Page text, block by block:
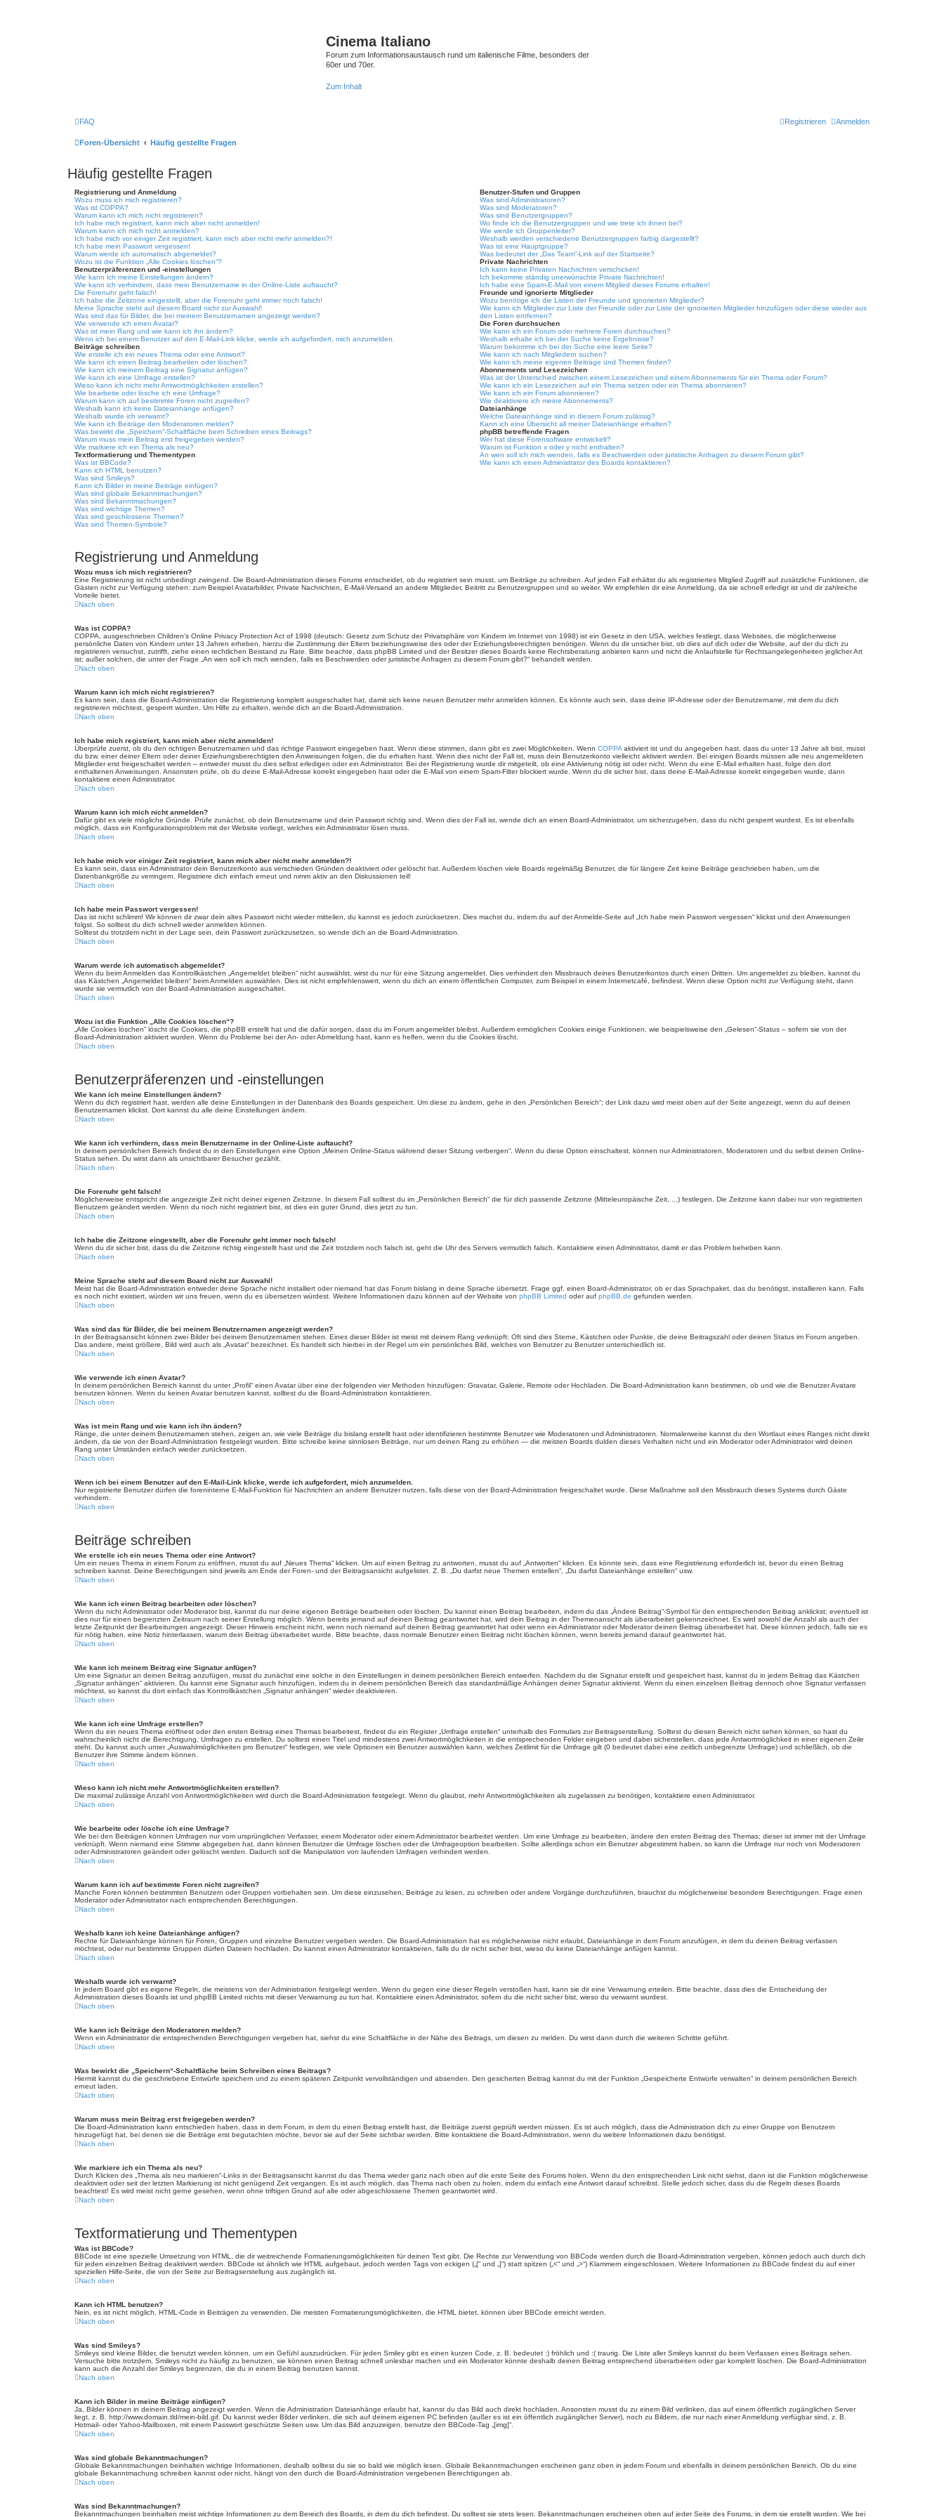
Cinema Italiano
Forum zum Informationsaustausch rund um italienische Filme, besonders der
60er und 70er.
Zum Inhalt
FAQ Anmelden
Registrieren
Foren-Übersicht Häufig gestellte Fragen
Häufig gestellte Fragen
Registrierung und Anmeldung
Wozu muss ich mich registrieren?
Was ist COPPA?
Warum kann ich mich nicht registrieren?
Ich habe mich registriert, kann mich aber nicht anmelden!
Warum kann ich mich nicht anmelden?
Ich habe mich vor einiger Zeit registriert, kann mich aber nicht mehr anmelden?!
Ich habe mein Passwort vergessen!
Warum werde ich automatisch abgemeldet?
Wozu ist die Funktion „Alle Cookies löschen“?
Benutzerpräferenzen und -einstellungen
Wie kann ich meine Einstellungen ändern?
Wie kann ich verhindern, dass mein Benutzername in der Online-Liste auftaucht?
Die Forenuhr geht falsch!
Ich habe die Zeitzone eingestellt, aber die Forenuhr geht immer noch falsch!
Meine Sprache steht auf diesem Board nicht zur Auswahl!
Was sind das für Bilder, die bei meinem Benutzernamen angezeigt werden?
Wie verwende ich einen Avatar?
Was ist mein Rang und wie kann ich ihn ändern?
Wenn ich bei einem Benutzer auf den E-Mail-Link klicke, werde ich aufgefordert, mich anzumelden.
Beiträge schreiben
Wie erstelle ich ein neues Thema oder eine Antwort?
Wie kann ich einen Beitrag bearbeiten oder löschen?
Wie kann ich meinem Beitrag eine Signatur anfügen?
Wie kann ich eine Umfrage erstellen?
Wieso kann ich nicht mehr Antwortmöglichkeiten erstellen?
Wie bearbeite oder lösche ich eine Umfrage?
Warum kann ich auf bestimmte Foren nicht zugreifen?
Weshalb kann ich keine Dateianhänge anfügen?
Weshalb wurde ich verwarnt?
Wie kann ich Beiträge den Moderatoren melden?
Was bewirkt die „Speichern“-Schaltfläche beim Schreiben eines Beitrags?
Warum muss mein Beitrag erst freigegeben werden?
Wie markiere ich ein Thema als neu?
Textformatierung und Thementypen
Was ist BBCode?
Kann ich HTML benutzen?
Was sind Smileys?
Kann ich Bilder in meine Beiträge einfügen?
Was sind globale Bekanntmachungen?
Was sind Bekanntmachungen?
Was sind wichtige Themen?
Was sind geschlossene Themen?
Was sind Themen-Symbole?
Benutzer-Stufen und Gruppen
Was sind Administratoren?
Was sind Moderatoren?
Was sind Benutzergruppen?
Wo finde ich die Benutzergruppen und wie trete ich ihnen bei?
Wie werde ich Gruppenleiter?
Weshalb werden verschiedene Benutzergruppen farbig dargestellt?
Was ist eine Hauptgruppe?
Was bedeutet der „Das Team“-Link auf der Startseite?
Private Nachrichten
Ich kann keine Privaten Nachrichten verschicken!
Ich bekomme ständig unerwünschte Private Nachrichten!
Ich habe eine Spam-E-Mail von einem Mitglied dieses Forums erhalten!
Freunde und ignorierte Mitglieder
Wozu benötige ich die Listen der Freunde und ignorierten Mitglieder?
Wie kann ich Mitglieder zur Liste der Freunde oder zur Liste der ignorierten Mitglieder hinzufügen oder diese wieder aus
den Listen entfernen?
Die Foren durchsuchen
Wie kann ich ein Forum oder mehrere Foren durchsuchen?
Weshalb erhalte ich bei der Suche keine Ergebnisse?
Warum bekomme ich bei der Suche eine leere Seite?
Wie kann ich nach Mitgliedern suchen?
Wie kann ich meine eigenen Beiträge und Themen finden?
Abonnements und Lesezeichen
Was ist der Unterschied zwischen einem Lesezeichen und einem Abonnements für ein Thema oder Forum?
Wie kann ich ein Lesezeichen auf ein Thema setzen oder ein Thema abonnieren?
Wie kann ich ein Forum abonnieren?
Wie deaktiviere ich meine Abonnements?
Dateianhänge
Welche Dateianhänge sind in diesem Forum zulässig?
Kann ich eine Übersicht all meiner Dateianhänge erhalten?
phpBB betreffende Fragen
Wer hat diese Forensoftware entwickelt?
Warum ist Funktion x oder y nicht enthalten?
An wen soll ich mich wenden, falls es Beschwerden oder juristische Anfragen zu diesem Forum gibt?
Wie kann ich einen Administrator des Boards kontaktieren?
Registrierung und Anmeldung
Wozu muss ich mich registrieren?
Eine Registrierung ist nicht unbedingt zwingend. Die Board-Administration dieses Forums entscheidet, ob du registriert sein musst, um Beiträge zu schreiben. Auf jeden Fall erhältst du als registriertes Mitglied Zugriff auf zusätzliche Funktionen, die
Gästen nicht zur Verfügung stehen: zum Beispiel Avatarbilder, Private Nachrichten, E-Mail-Versand an andere Mitglieder, Beitritt zu Benutzergruppen und so weiter. Wir empfehlen dir eine Anmeldung, da sie schnell erledigt ist und dir zahlreiche
Vorteile bietet.
Nach oben
Was ist COPPA?
COPPA, ausgeschrieben Children’s Online Privacy Protection Act of 1998 (deutsch: Gesetz zum Schutz der Privatsphäre von Kindern im Internet von 1998) ist ein Gesetz in den USA, welches festlegt, dass Websites, die möglicherweise
persönliche Daten von Kindern unter 13 Jahren erheben, hierzu die Zustimmung der Eltern beziehungsweise des oder der Erziehungsberechtigten benötigen. Wenn du dir unsicher bist, ob dies auf dich oder die Website, auf der du dich zu
registrieren versuchst, zutrifft, ziehe einen rechtlichen Beistand zu Rate. Bitte beachte, dass phpBB Limited und der Besitzer dieses Boards keine Rechtsberatung anbieten kann und nicht die Anlaufstelle für Rechtsangelegenheiten jeglicher Art
ist; außer solchen, die unter der Frage „An wen soll ich mich wenden, falls es Beschwerden oder juristische Anfragen zu diesem Forum gibt?“ behandelt werden.
Nach oben
Warum kann ich mich nicht registrieren?
Es kann sein, dass die Board-Administration die Registrierung komplett ausgeschaltet hat, damit sich keine neuen Benutzer mehr anmelden können. Es könnte auch sein, dass deine IP-Adresse oder der Benutzername, mit dem du dich
registrieren möchtest, gesperrt wurden. Um Hilfe zu erhalten, wende dich an die Board-Administration.
Nach oben
Ich habe mich registriert, kann mich aber nicht anmelden!
Überprüfe zuerst, ob du den richtigen Benutzernamen und das richtige Passwort eingegeben hast. Wenn diese stimmen, dann gibt es zwei Möglichkeiten. Wenn COPPA aktiviert ist und du angegeben hast, dass du unter 13 Jahre alt bist, musst
du bzw. einer deiner Eltern oder deiner Erziehungsberechtigten den Anweisungen folgen, die du erhalten hast. Wenn dies nicht der Fall ist, muss dein Benutzerkonto vielleicht aktiviert werden. Bei einigen Boards müssen alle neu angemeldeten
Mitglieder erst freigeschaltet werden – entweder musst du dies selbst erledigen oder ein Administrator. Bei der Registrierung wurde dir mitgeteilt, ob eine Aktivierung nötig ist oder nicht. Wenn du eine E-Mail erhalten hast, folge den dort
enthaltenen Anweisungen. Ansonsten prüfe, ob du deine E-Mail-Adresse korrekt eingegeben hast oder die E-Mail von einem Spam-Filter blockiert wurde. Wenn du dir sicher bist, dass deine E-Mail-Adresse korrekt eingegeben wurde, dann
kontaktiere einen Administrator.
Nach oben
Warum kann ich mich nicht anmelden?
Dafür gibt es viele mögliche Gründe. Prüfe zunächst, ob dein Benutzername und dein Passwort richtig sind. Wenn dies der Fall ist, wende dich an einen Board-Administrator, um sicherzugehen, dass du nicht gesperrt wurdest. Es ist ebenfalls
möglich, dass ein Konfigurationsproblem mit der Website vorliegt, welches ein Administrator lösen muss.
Nach oben
Ich habe mich vor einiger Zeit registriert, kann mich aber nicht mehr anmelden?!
Es kann sein, dass ein Administrator dein Benutzerkonto aus verschieden Gründen deaktiviert oder gelöscht hat. Außerdem löschen viele Boards regelmäßig Benutzer, die für längere Zeit keine Beiträge geschrieben haben, um die
Datenbankgröße zu verringern. Registriere dich einfach erneut und nimm aktiv an den Diskussionen teil!
Nach oben
Ich habe mein Passwort vergessen!
Das ist nicht schlimm! Wir können dir zwar dein altes Passwort nicht wieder mitteilen, du kannst es jedoch zurücksetzen. Dies machst du, indem du auf der Anmelde-Seite auf „Ich habe mein Passwort vergessen“ klickst und den Anweisungen
folgst. So solltest du dich schnell wieder anmelden können.
Solltest du trotzdem nicht in der Lage sein, dein Passwort zurückzusetzen, so wende dich an die Board-Administration.
Nach oben
Warum werde ich automatisch abgemeldet?
Wenn du beim Anmelden das Kontrollkästchen „Angemeldet bleiben“ nicht auswählst, wirst du nur für eine Sitzung angemeldet. Dies verhindert den Missbrauch deines Benutzerkontos durch einen Dritten. Um angemeldet zu bleiben, kannst du
das Kästchen „Angemeldet bleiben“ beim Anmelden auswählen. Dies ist nicht empfehlenswert, wenn du dich an einem öffentlichen Computer, zum Beispiel in einem Internetcafé, befindest. Wenn diese Option nicht zur Verfügung steht, dann
wurde sie vermutlich von der Board-Administration ausgeschaltet.
Nach oben
Wozu ist die Funktion „Alle Cookies löschen“?
„Alle Cookies löschen“ löscht die Cookies, die phpBB erstellt hat und die dafür sorgen, dass du im Forum angemeldet bleibst. Außerdem ermöglichen Cookies einige Funktionen, wie beispielsweise den „Gelesen“-Status – sofern sie von der
Board-Administration aktiviert wurden. Wenn du Probleme bei der An- oder Abmeldung hast, kann es helfen, wenn du die Cookies löscht.
Nach oben
Benutzerpräferenzen und -einstellungen
Wie kann ich meine Einstellungen ändern?
Wenn du dich registriert hast, werden alle deine Einstellungen in der Datenbank des Boards gespeichert. Um diese zu ändern, gehe in den „Persönlichen Bereich“; der Link dazu wird meist oben auf der Seite angezeigt, wenn du auf deinen
Benutzernamen klickst. Dort kannst du alle deine Einstellungen ändern.
Nach oben
Wie kann ich verhindern, dass mein Benutzername in der Online-Liste auftaucht?
In deinem persönlichen Bereich findest du in den Einstellungen eine Option „Meinen Online-Status während dieser Sitzung verbergen“. Wenn du diese Option einschaltest, können nur Administratoren, Moderatoren und du selbst deinen Online-
Status sehen. Du wirst dann als unsichtbarer Besucher gezählt.
Nach oben
Die Forenuhr geht falsch!
Möglicherweise entspricht die angezeigte Zeit nicht deiner eigenen Zeitzone. In diesem Fall solltest du im „Persönlichen Bereich“ die für dich passende Zeitzone (Mitteleuropäische Zeit, ...) festlegen. Die Zeitzone kann dabei nur von registrierten
Benutzern geändert werden. Wenn du noch nicht registriert bist, ist dies ein guter Grund, dies jetzt zu tun.
Nach oben
Ich habe die Zeitzone eingestellt, aber die Forenuhr geht immer noch falsch!
Wenn du dir sicher bist, dass du die Zeitzone richtig eingestellt hast und die Zeit trotzdem noch falsch ist, geht die Uhr des Servers vermutlich falsch. Kontaktiere einen Administrator, damit er das Problem beheben kann.
Nach oben
Meine Sprache steht auf diesem Board nicht zur Auswahl!
Meist hat die Board-Administration entweder deine Sprache nicht installiert oder niemand hat das Forum bislang in deine Sprache übersetzt. Frage ggf. einen Board-Administrator, ob er das Sprachpaket, das du benötigst, installieren kann. Falls
es noch nicht existiert, würden wir uns freuen, wenn du es übersetzen würdest. Weitere Informationen dazu können auf der Website von phpBB Limited oder auf phpBB.de gefunden werden.
Nach oben
Was sind das für Bilder, die bei meinem Benutzernamen angezeigt werden?
In der Beitragsansicht können zwei Bilder bei deinem Benutzernamen stehen. Eines dieser Bilder ist meist mit deinem Rang verknüpft: Oft sind dies Sterne, Kästchen oder Punkte, die deine Beitragszahl oder deinen Status im Forum angeben.
Das andere, meist größere, Bild wird auch als „Avatar“ bezeichnet. Es handelt sich hierbei in der Regel um ein persönliches Bild, welches von Benutzer zu Benutzer unterschiedlich ist.
Nach oben
Wie verwende ich einen Avatar?
In deinem persönlichen Bereich kannst du unter „Profil“ einen Avatar über eine der folgenden vier Methoden hinzufügen: Gravatar, Galerie, Remote oder Hochladen. Die Board-Administration kann bestimmen, ob und wie die Benutzer Avatare
benutzen können. Wenn du keinen Avatar benutzen kannst, solltest du die Board-Administration kontaktieren.
Nach oben
Was ist mein Rang und wie kann ich ihn ändern?
Ränge, die unter deinem Benutzernamen stehen, zeigen an, wie viele Beiträge du bislang erstellt hast oder identifizieren bestimmte Benutzer wie Moderatoren und Administratoren. Normalerweise kannst du den Wortlaut eines Ranges nicht direkt
ändern, da sie von der Board-Administration festgelegt wurden. Bitte schreibe keine sinnlosen Beiträge, nur um deinen Rang zu erhöhen — die meisten Boards dulden dieses Verhalten nicht und ein Moderator oder Administrator wird deinen
Rang unter Umständen einfach wieder zurücksetzen.
Nach oben
Wenn ich bei einem Benutzer auf den E-Mail-Link klicke, werde ich aufgefordert, mich anzumelden.
Nur registrierte Benutzer dürfen die foreninterne E-Mail-Funktion für Nachrichten an andere Benutzer nutzen, falls diese von der Board-Administration freigeschaltet wurde. Diese Maßnahme soll den Missbrauch dieses Systems durch Gäste
verhindern.
Nach oben
Beiträge schreiben
Wie erstelle ich ein neues Thema oder eine Antwort?
Um ein neues Thema in einem Forum zu eröffnen, musst du auf „Neues Thema“ klicken. Um auf einen Beitrag zu antworten, musst du auf „Antworten“ klicken. Es könnte sein, dass eine Registrierung erforderlich ist, bevor du einen Beitrag
schreiben kannst. Deine Berechtigungen sind jeweils am Ende der Foren- und der Beitragsansicht aufgelistet. Z. B. „Du darfst neue Themen erstellen“, „Du darfst Dateianhänge erstellen“ usw.
Nach oben
Wie kann ich einen Beitrag bearbeiten oder löschen?
Wenn du nicht Administrator oder Moderator bist, kannst du nur deine eigenen Beiträge bearbeiten oder löschen. Du kannst einen Beitrag bearbeiten, indem du das „Ändere Beitrag“-Symbol für den entsprechenden Beitrag anklickst; eventuell ist
dies nur für einen begrenzten Zeitraum nach seiner Erstellung möglich. Wenn bereits jemand auf deinen Beitrag geantwortet hat, wird dein Beitrag in der Themenansicht als überarbeitet gekennzeichnet. Es wird sowohl die Anzahl als auch der
letzte Zeitpunkt der Bearbeitungen angezeigt. Dieser Hinweis erscheint nicht, wenn noch niemand auf deinen Beitrag geantwortet hat oder wenn ein Administrator oder Moderator deinen Beitrag überarbeitet hat. Diese können jedoch, falls sie es
für nötig halten, eine Notiz hinterlassen, warum dein Beitrag überarbeitet wurde. Bitte beachte, dass normale Benutzer einen Beitrag nicht löschen können, wenn bereits jemand darauf geantwortet hat.
Nach oben
Wie kann ich meinem Beitrag eine Signatur anfügen?
Um eine Signatur an deinen Beitrag anzufügen, musst du zunächst eine solche in den Einstellungen in deinem persönlichen Bereich entwerfen. Nachdem du die Signatur erstellt und gespeichert hast, kannst du in jedem Beitrag das Kästchen
„Signatur anhängen“ aktivieren. Du kannst eine Signatur auch hinzufügen, indem du in deinem persönlichen Bereich das standardmäßige Anhängen deiner Signatur aktivierst. Wenn du einen einzelnen Beitrag dennoch ohne Signatur verfassen
möchtest, so kannst du dort einfach das Kontrollkästchen „Signatur anhängen“ wieder deaktivieren.
Nach oben
Wie kann ich eine Umfrage erstellen?
Wenn du ein neues Thema eröffnest oder den ersten Beitrag eines Themas bearbeitest, findest du ein Register „Umfrage erstellen“ unterhalb des Formulars zur Beitragserstellung. Solltest du diesen Bereich nicht sehen können, so hast du
wahrscheinlich nicht die Berechtigung, Umfragen zu erstellen. Du solltest einen Titel und mindestens zwei Antwortmöglichkeiten in die entsprechenden Felder eingeben und dabei sicherstellen, dass jede Antwortmöglichkeit in einer eigenen Zeile
steht. Du kannst auch unter „Auswahlmöglichkeiten pro Benutzer“ festlegen, wie viele Optionen ein Benutzer auswählen kann, welches Zeitlimit für die Umfrage gilt (0 bedeutet dabei eine zeitlich unbegrenzte Umfrage) und schließlich, ob die
Benutzer ihre Stimme ändern können.
Nach oben
Wieso kann ich nicht mehr Antwortmöglichkeiten erstellen?
Die maximal zulässige Anzahl von Antwortmöglichkeiten wird durch die Board-Administration festgelegt. Wenn du glaubst, mehr Antwortmöglichkeiten als zugelassen zu benötigen, kontaktiere einen Administrator.
Nach oben
Wie bearbeite oder lösche ich eine Umfrage?
Wie bei den Beiträgen können Umfragen nur vom ursprünglichen Verfasser, einem Moderator oder einem Administrator bearbeitet werden. Um eine Umfrage zu bearbeiten, ändere den ersten Beitrag des Themas; dieser ist immer mit der Umfrage
verknüpft. Wenn niemand eine Stimme abgegeben hat, dann können Benutzer die Umfrage löschen oder die Umfrageoption bearbeiten. Sollte allerdings schon ein Benutzer abgestimmt haben, so kann die Umfrage nur noch von Moderatoren
oder Administratoren geändert oder gelöscht werden. Dadurch soll die Manipulation von laufenden Umfragen verhindert werden.
Nach oben
Warum kann ich auf bestimmte Foren nicht zugreifen?
Manche Foren können bestimmten Benutzern oder Gruppen vorbehalten sein. Um diese einzusehen, Beiträge zu lesen, zu schreiben oder andere Vorgänge durchzuführen, brauchst du möglicherweise besondere Berechtigungen. Frage einen
Moderator oder Administrator nach entsprechenden Berechtigungen.
Nach oben
Weshalb kann ich keine Dateianhänge anfügen?
Rechte für Dateianhänge können für Foren, Gruppen und einzelne Benutzer vergeben werden. Die Board-Administration hat es möglicherweise nicht erlaubt, Dateianhänge in dem Forum anzufügen, in dem du deinen Beitrag verfassen
möchtest, oder nur bestimmte Gruppen dürfen Dateien hochladen. Du kannst einen Administrator kontaktieren, falls du dir nicht sicher bist, wieso du keine Dateianhänge anfügen kannst.
Nach oben
Weshalb wurde ich verwarnt?
In jedem Board gibt es eigene Regeln, die meistens von der Administration festgelegt werden. Wenn du gegen eine dieser Regeln verstoßen hast, kann sie dir eine Verwarnung erteilen. Bitte beachte, dass dies die Entscheidung der
Administration dieses Boards ist und phpBB Limited nichts mit dieser Verwarnung zu tun hat. Kontaktiere einen Administrator, sofern du die nicht sicher bist, wieso du verwarnt wurdest.
Nach oben
Wie kann ich Beiträge den Moderatoren melden?
Wenn ein Administrator die entsprechenden Berechtigungen vergeben hat, siehst du eine Schaltfläche in der Nähe des Beitrags, um diesen zu melden. Du wirst dann durch die weiteren Schritte geführt.
Nach oben
Was bewirkt die „Speichern“-Schaltfläche beim Schreiben eines Beitrags?
Hiermit kannst du die geschriebene Entwürfe speichern und zu einem späteren Zeitpunkt vervollständigen und absenden. Den gesicherten Beitrag kannst du mit der Funktion „Gespeicherte Entwürfe verwalten“ in deinem persönlichen Bereich
erneut laden.
Nach oben
Warum muss mein Beitrag erst freigegeben werden?
Die Board-Administration kann entschieden haben, dass in dem Forum, in dem du einen Beitrag erstellt hast, die Beiträge zuerst geprüft werden müssen. Es ist auch möglich, dass die Administration dich zu einer Gruppe von Benutzern
hinzugefügt hat, bei denen sie die Beiträge erst begutachten möchte, bevor sie auf der Seite sichtbar werden. Bitte kontaktiere die Board-Administration, wenn du weitere Informationen dazu benötigst.
Nach oben
Wie markiere ich ein Thema als neu?
Durch Klicken des „Thema als neu markieren“-Links in der Beitragsansicht kannst du das Thema wieder ganz nach oben auf die erste Seite des Forums holen. Wenn du den entsprechenden Link nicht siehst, dann ist die Funktion möglicherweise
deaktiviert oder seit der letzten Markierung ist nicht genügend Zeit vergangen. Es ist auch möglich, das Thema nach oben zu holen, indem du einfach eine Antwort darauf schreibst. Stelle jedoch sicher, dass du die Regeln dieses Boards
beachtest! Es wird meist nicht gerne gesehen, wenn ohne triftigen Grund auf alte oder abgeschlossene Themen geantwortet wird.
Nach oben
Textformatierung und Thementypen
Was ist BBCode?
BBCode ist eine spezielle Umsetzung von HTML, die dir weitreichende Formatierungsmöglichkeiten für deinen Text gibt. Die Rechte zur Verwendung von BBCode werden durch die Board-Administration vergeben, können jedoch auch durch dich
für jeden einzelnen Beitrag deaktiviert werden. BBCode ist ähnlich wie HTML aufgebaut, jedoch werden Tags von eckigen („[“ und „]“) statt spitzen („<“ und „>“) Klammern eingeschlossen. Weitere Informationen zu BBCode findest du auf einer
speziellen Hilfe-Seite, die von der Seite zur Beitragserstellung aus zugänglich ist.
Nach oben
Kann ich HTML benutzen?
Nein, es ist nicht möglich, HTML-Code in Beiträgen zu verwenden. Die meisten Formatierungsmöglichkeiten, die HTML bietet, können über BBCode erreicht werden.
Nach oben
Was sind Smileys?
Smileys sind kleine Bilder, die benutzt werden können, um ein Gefühl auszudrücken. Für jeden Smiley gibt es einen kurzen Code, z. B. bedeutet :) fröhlich und :( traurig. Die Liste aller Smileys kannst du beim Verfassen eines Beitrags sehen.
Versuche bitte trotzdem, Smileys nicht zu häufig zu benutzen, sie können einen Beitrag schnell unlesbar machen und ein Moderator könnte deshalb deinen Beitrag entsprechend überarbeiten oder gar komplett löschen. Die Board-Administration
kann auch die Anzahl der Smileys begrenzen, die du in einem Beitrag benutzen kannst.
Nach oben
Kann ich Bilder in meine Beiträge einfügen?
Ja, Bilder können in deinem Beitrag angezeigt werden. Wenn die Administration Dateianhänge erlaubt hat, kannst du das Bild auch direkt hochladen. Ansonsten musst du zu einem Bild verlinken, das auf einem öffentlich zugänglichen Server
liegt, z. B. http://www.domain.tld/mein-bild.gif. Du kannst weder Bilder verlinken, die sich auf deinem eigenen PC befinden (außer es ist ein öffentlich zugänglicher Server), noch zu Bildern, die nur nach einer Anmeldung verfügbar sind, z. B.
Hotmail- oder Yahoo-Mailboxen, mit einem Passwort geschützte Seiten usw. Um das Bild anzuzeigen, benutze den BBCode-Tag „[img]“.
Nach oben
Was sind globale Bekanntmachungen?
Globale Bekanntmachungen beinhalten wichtige Informationen, deshalb solltest du sie so bald wie möglich lesen. Globale Bekanntmachungen erscheinen ganz oben in jedem Forum und ebenfalls in deinem persönlichen Bereich. Ob du eine
globale Bekanntmachung schreiben kannst oder nicht, hängt von den durch die Board-Administration vergebenen Berechtigungen ab.
Nach oben
Was sind Bekanntmachungen?
Bekanntmachungen beinhalten meist wichtige Informationen zu dem Bereich des Boards, in dem du dich befindest. Du solltest sie stets lesen. Bekanntmachungen erscheinen oben auf jeder Seite des Forums, in dem sie erstellt wurden. Wie bei